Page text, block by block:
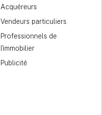
Acquéreurs
Vendeurs particuliers
Professionnels de
l'immobilier
Publicité